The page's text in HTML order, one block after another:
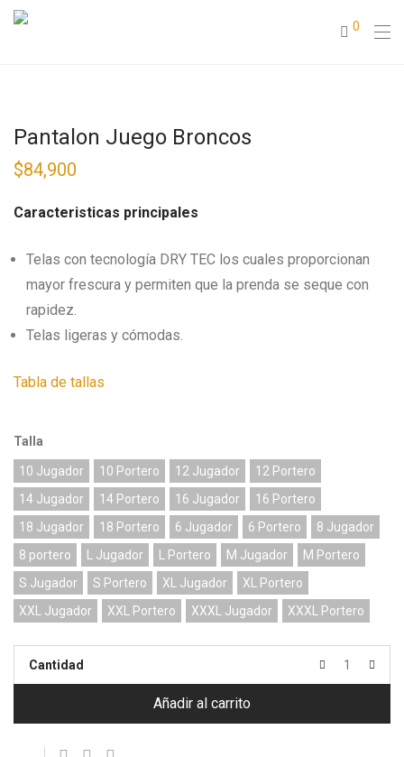
0
Pantalon Juego Broncos
$84,900
Caracteristicas principales
Telas con tecnología DRY TEC los cuales proporcionan
mayor frescura y permiten que la prenda se seque con
rapidez.
Telas ligeras y cómodas.
Tabla de tallas
Talla
10 Jugador 10 Portero 12 Jugador
12 Portero
14 Jugador
14 Portero 16 Jugador
16 Portero
18 Jugador
18 Portero 6 Jugador 6 Portero
8 Jugador
8 portero
L Jugador L Portero M Jugador
M Portero
S Jugador
S Portero XL Jugador
XL Portero
XXL Jugador
XXL Portero XXXL Jugador XXXL Portero
Cantidad
Añadir al carrito